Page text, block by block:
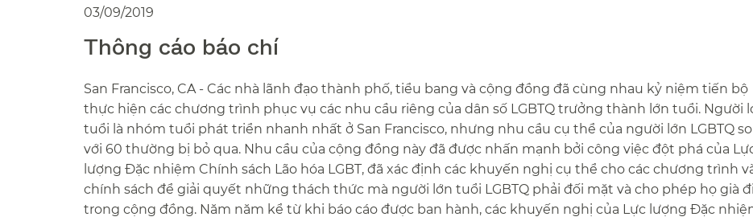
03/09/2019
Thông cáo báo chí​​
San Francisco, CA - Các nhà lãnh đạo thành phố, tiểu bang và cộng đồng đã cùng nhau kỷ niệm tiến bộ
thực hiện các chương trình phục vụ các nhu cầu riêng của dân số LGBTQ trưởng thành lớn tuổi. Người
tuổi là nhóm tuổi phát triển nhanh nhất ở San Francisco, nhưng nhu cầu cụ thể của người lớn LGBTQ so
với 60 thường bị bỏ qua. Nhu cầu của cộng đồng này đã được nhấn mạnh bởi công việc đột phá của
lượng Đặc nhiệm Chính sách Lão hóa LGBT, đã xác định các khuyến nghị cụ thể cho các chương trình
chính sách để giải quyết những thách thức mà người lớn tuổi LGBTQ phải đối mặt và cho phép họ già đi
trong cộng đồng. Năm năm kể từ khi báo cáo được ban hành, các khuyến nghị của Lực lượng Đặc